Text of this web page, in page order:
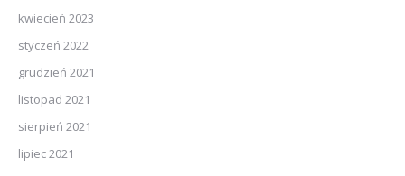
kwiecień 2023
styczeń 2022
grudzień 2021
listopad 2021
sierpień 2021
lipiec 2021